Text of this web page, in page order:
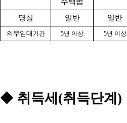
명칭
일반 일반
의무임대 기간 5년 이상 5년 이상
◆ 취득세(취득단계)